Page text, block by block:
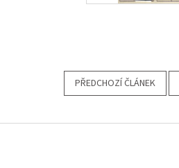
PŘEDCHOZÍ ČLÁNEK
Z